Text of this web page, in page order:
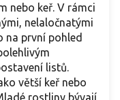
nebo keř. V rámci
nelaločnatými
na první pohled
listů.
větší keř nebo
rostliny bývají